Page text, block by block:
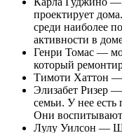
проектирует
среди наиболее
активности в
Генри Томас —
который
Тимоти Хаттон
Элизабет Ризер
семьи. У нее
Они
Лулу Уилсон —